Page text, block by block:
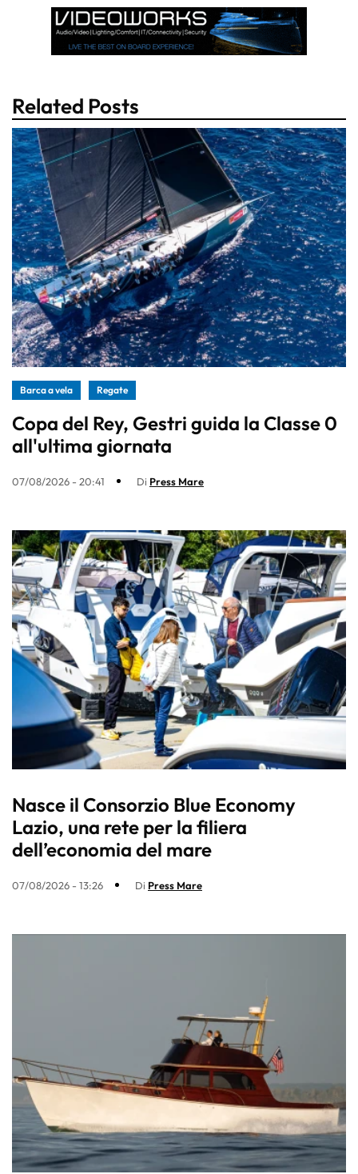
Related Posts
Barca a vela Regate
Copa del Rey, Gestri guida la Classe 0
all'ultima giornata
07/08/2026 - 20:41 Di Press Mare
Nasce il Consorzio Blue Economy
Lazio, una rete per la filiera
dell’economia del mare
07/08/2026 - 13:26 Di Press Mare